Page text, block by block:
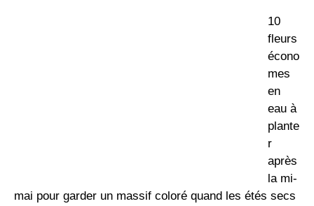
10
fleurs
écono
mes
en
eau à
plante
r
après
la mi-
mai pour garder un massif coloré quand les étés secs